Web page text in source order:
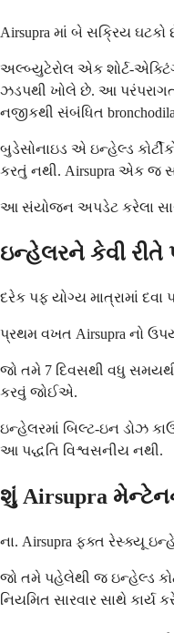
Airsupra માં બે સક્રિય
અલ્બ્યુટેરોલ એક શોર્ટ-
ઝડપથી ખોલે છે. આ પરંપરાગત
નજીકથી સંબંધિત
બુડેસોનાઇડ એ ઇન્હેલ્ડ
કરતું નથી. Airsupra એક જ
આ સંયોજન અપડેટ કરેલા
ઇન્હેલરને કેવી રીતે
દરેક પફ યોગ્ય માત્રામાં
પ્રથમ વખત Airsupra નો
જો તમે 7 દિવસથી વધુ
કરવું જોઈએ.
ઇન્હેલરમાં બિલ્ટ-ઇન ડોઝ
આ પદ્ધતિ વિશ્વસનીય નથી.
શું Airsupra
ના. Airsupra ફક્ત રેસ્ક્યૂ
જો તમે પહેલેથી જ ઇન્હેલ્ડ
નિયમિત સારવાર સાથે